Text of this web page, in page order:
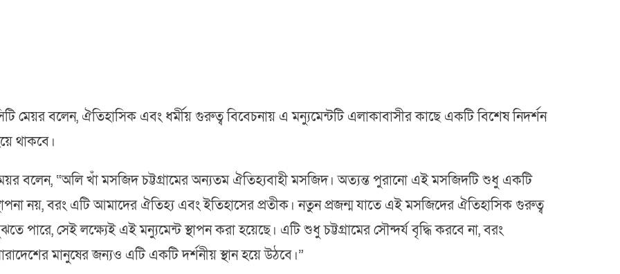
মেয়র বলেন, ঐতিহাসিক এবং ধর্মীয় গুরুত্ব বিবেচনায় এ মন্যুমেন্টটি এলাকাবাসীর কাছে একটি বিশেষ নিদর্শন
থাকবে।
বলেন, “অলি খাঁ মসজিদ চট্টগ্রামের অন্যতম ঐতিহ্যবাহী মসজিদ। অত্যন্ত পুরানো এই মসজিদটি শুধু একটি
নয়, বরং এটি আমাদের ঐতিহ্য এবং ইতিহাসের প্রতীক। নতুন প্রজন্ম যাতে এই মসজিদের ঐতিহাসিক গুরুত্ব
পারে, সেই লক্ষ্যেই এই মন্যুমেন্ট স্থাপন করা হয়েছে। এটি শুধু চট্টগ্রামের সৌন্দর্য বৃদ্ধি করবে না, বরং
মানুষের জন্যও এটি একটি দর্শনীয় স্থান হয়ে উঠবে।”